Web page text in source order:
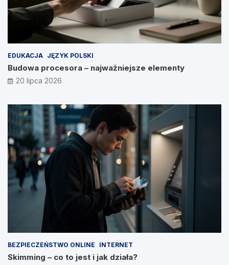
EDUKACJA JĘZYK POLSKI
Budowa procesora – najważniejsze elementy
20 lipca 2026
BEZPIECZEŃSTWO ONLINE INTERNET
Skimming – co to jest i jak działa?